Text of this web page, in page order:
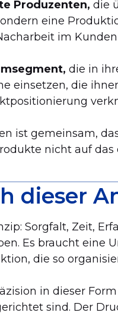
Produzenten, die
eine
im
die in
einsetzen, die
ist gemeinsam,
nicht auf
dieser
Sorgfalt, Zeit,
Es braucht eine
die so
in dieser
sind. Der